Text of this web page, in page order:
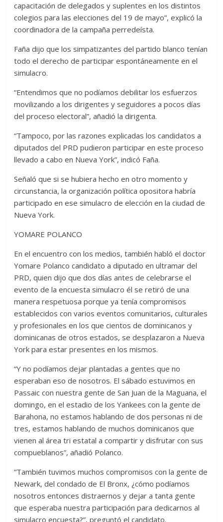
capacitación de delegados y suplentes en los distintos
colegios para las elecciones del 19 de mayo”, explicó la
coordinadora de la campaña perredeísta.
Faña dijo que los simpatizantes del partido blanco tenían
todo el derecho de participar espontáneamente en el
simulacro.
“Entendimos que no podíamos debilitar los esfuerzos
movilizando a los dirigentes y seguidores a pocos días
del proceso electoral”, añadió la dirigenta.
“Tampoco, por las razones explicadas los candidatos a
diputados del PRD pudieron participar en este proceso
llevado a cabo en Nueva York”, indicó Faña.
Señaló que si se hubiera hecho en otro momento y
circunstancia, la organización política opositora habría
participado en ese simulacro de elección en la ciudad de
Nueva York.
YOMARE POLANCO
En el encuentro con los medios, también habló el doctor
Yomare Polanco candidato a diputado en ultramar del
PRD, quien dijo que dos días antes de celebrarse el
evento de la encuesta simulacro él se retiró de una
manera respetuosa porque ya tenía compromisos
establecidos con varios eventos comunitarios, culturales
y profesionales en los que cientos de dominicanos y
dominicanas de otros estados, se desplazaron a Nueva
York para estar presentes en los mismos.
“Y no podíamos dejar plantadas a gentes que no
esperaban eso de nosotros. El sábado estuvimos en
Passaic con nuestra gente de San Juan de la Maguana, el
domingo, en el estadio de los Yankees con la gente de
Barahona, no estamos hablando de dos personas ni de
tres, estamos hablando de muchos dominicanos que
vienen al área tri estatal a compartir y disfrutar con sus
compueblanos”, añadió Polanco.
“También tuvimos muchos compromisos con la gente de
Newark, del condado de El Bronx, ¿cómo podíamos
nosotros entonces distraernos y dejar a tanta gente
que esperaba nuestra participación para dedicarnos al
simulacro encuesta?”, preguntó el candidato.